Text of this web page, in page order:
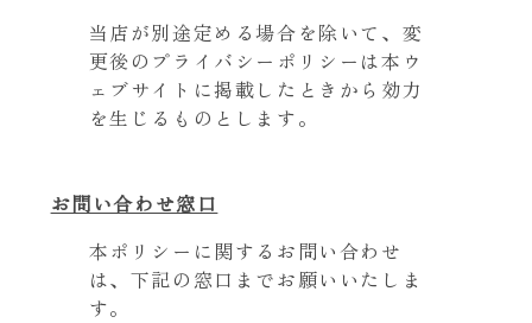
当店が別途定める場合を除いて、変
更後のプライバシーポリシーは本ウ
ェブサイトに掲載したときから効力
を生じるものとします。
お問い合わせ窓口
本ポリシーに関するお問い合わせ
は、下記の窓口までお願いいたしま
す。